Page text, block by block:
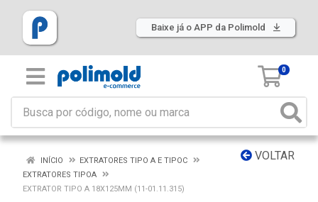
Baixe já o APP da Polimold
0
VOLTAR
INÍCIO
EXTRATORES TIPO A E TIPOC
EXTRATORES TIPOA
EXTRATOR TIPO A 18X125MM (11-01.11.315)